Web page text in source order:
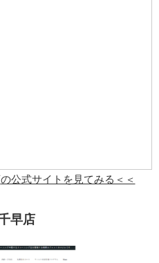
の公式サイトを見てみる＜＜
早店